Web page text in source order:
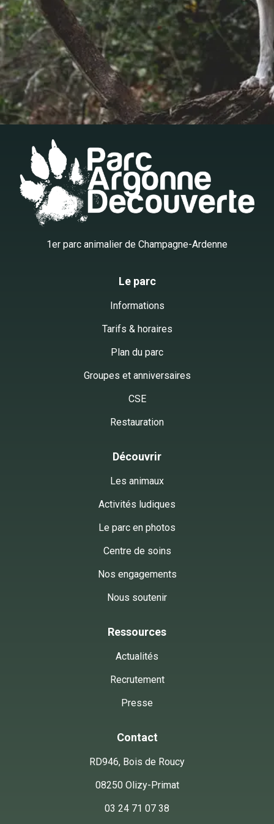
1er parc animalier de Champagne-Ardenne
Le parc
Informations
Tarifs & horaires
Plan du parc
Groupes et anniversaires
CSE
Restauration
Découvrir
Les animaux
Activités ludiques
Le parc en photos
Centre de soins
Nos engagements
Nous soutenir
Ressources
Actualités
Recrutement
Presse
Contact
RD946, Bois de Roucy
08250 Olizy-Primat
03 24 71 07 38
Utilise des cookies !
Nous avons attendu d'être certains que le contenu de ce site vous
accompagner pendant votre visite.
Est-ce que cela vous convient ?